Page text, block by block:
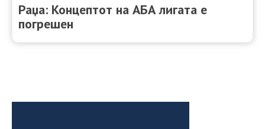
Раџа: Концептот на АБА лигата е
погрешен